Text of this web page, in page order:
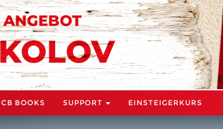
CB BOOKS SUPPORT EINSTEIGERKURS